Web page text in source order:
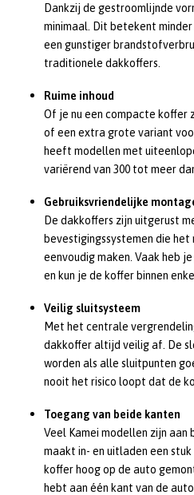
Dankzij de gestroomlijnde
minimaal. Dit betekent
een gunstiger
traditionele dakkoffers.
Ruime inhoud
Of je nu een compacte koffer
of een extra grote variant
heeft modellen met
variërend van 300 tot meer
Gebruiksvriendelijke
De dakkoffers zijn uitgerust
bevestigingssystemen die
eenvoudig maken. Vaak heb
en kun je de koffer binnen
Veilig sluitsysteem
Met het centrale
dakkoffer altijd veilig af. De
worden als alle sluitpunten
nooit het risico loopt dat de
Toegang van beide kanten
Veel Kamei modellen zijn aan
maakt in- en uitladen een
koffer hoog op de auto
hebt aan één kant van de auto.